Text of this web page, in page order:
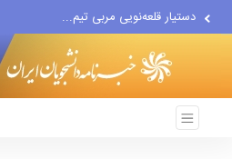
دستیار قلعه‌نویی مربی تیم...
انتشار اخبار جعلی توسط...